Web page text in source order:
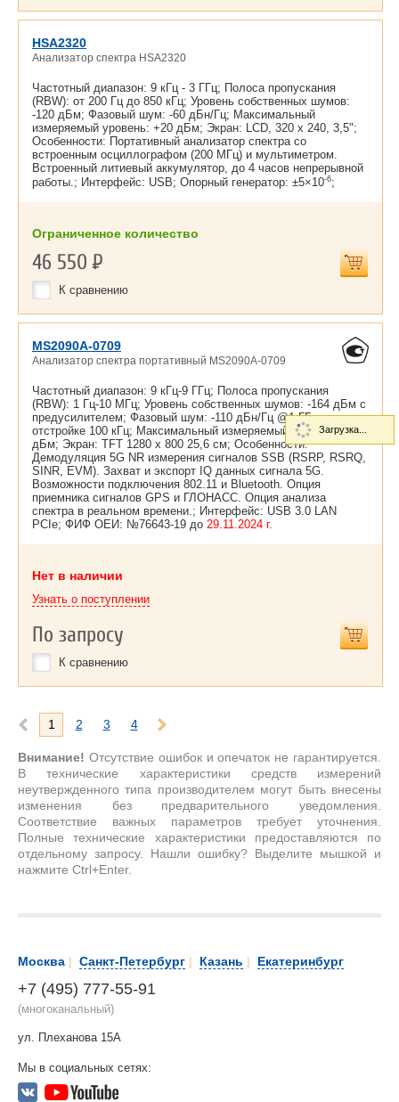
HSA2320
Анализатор спектра HSA2320
Частотный диапазон: 9 кГц - 3 ГГц; Полоса пропускания
(RBW): от 200 Гц до 850 кГц; Уровень собственных шумов:
-120 дБм; Фазовый шум: -60 дБн/Гц; Максимальный
измеряемый уровень: +20 дБм; Экран: LCD, 320 х 240, 3,5";
Особенности: Портативный анализатор спектра со
встроенным осциллографом (200 МГц) и мультиметром.
Встроенный литиевый аккумулятор, до 4 часов непрерывной
работы.; Интерфейс: USB; Опорный генератор: ±5×10-6;
Ограниченное количество
46 550Р
К сравнению
MS2090A-0709
Анализатор спектра портативный MS2090A-0709
Частотный диапазон: 9 кГц-9 ГГц; Полоса пропускания
(RBW): 1 Гц-10 МГц; Уровень собственных шумов: -164 дБм с
предусилителем; Фазовый шум: -110 дБн/Гц @1 ГГц при
отстройке 100 кГц; Максимальный измеряемый уровень: +30
дБм; Экран: TFT 1280 х 800 25,6 см; Особенности:
Демодуляция 5G NR измерения сигналов SSB (RSRP, RSRQ,
SINR, EVM). Захват и экспорт IQ данных сигнала 5G.
Возможности подключения 802.11 и Bluetooth. Опция
приемника сигналов GPS и ГЛОНАСС. Опция анализа
спектра в реальном времени.; Интерфейс: USB 3.0 LAN
PCIe; ФИФ ОЕИ: №76643-19 до 29.11.2024 г.
Нет в наличии
Узнать о поступлении
По запросу
К сравнению
1 2 3 4
Внимание! Отсутствие ошибок и опечаток не гарантируется.
В технические характеристики средств измерений
неутвержденного типа производителем могут быть внесены
изменения без предварительного уведомления.
Соответствие важных параметров требует уточнения.
Полные технические характеристики предоставляются по
отдельному запросу. Нашли ошибку? Выделите мышкой и
нажмите Ctrl+Enter.
Москва | Санкт-Петербург | Казань | Екатеринбург
+7 (495) 777-55-91
(многоканальный)
ул. Плеханова 15А
Мы в социальных сетях:
Загрузка...